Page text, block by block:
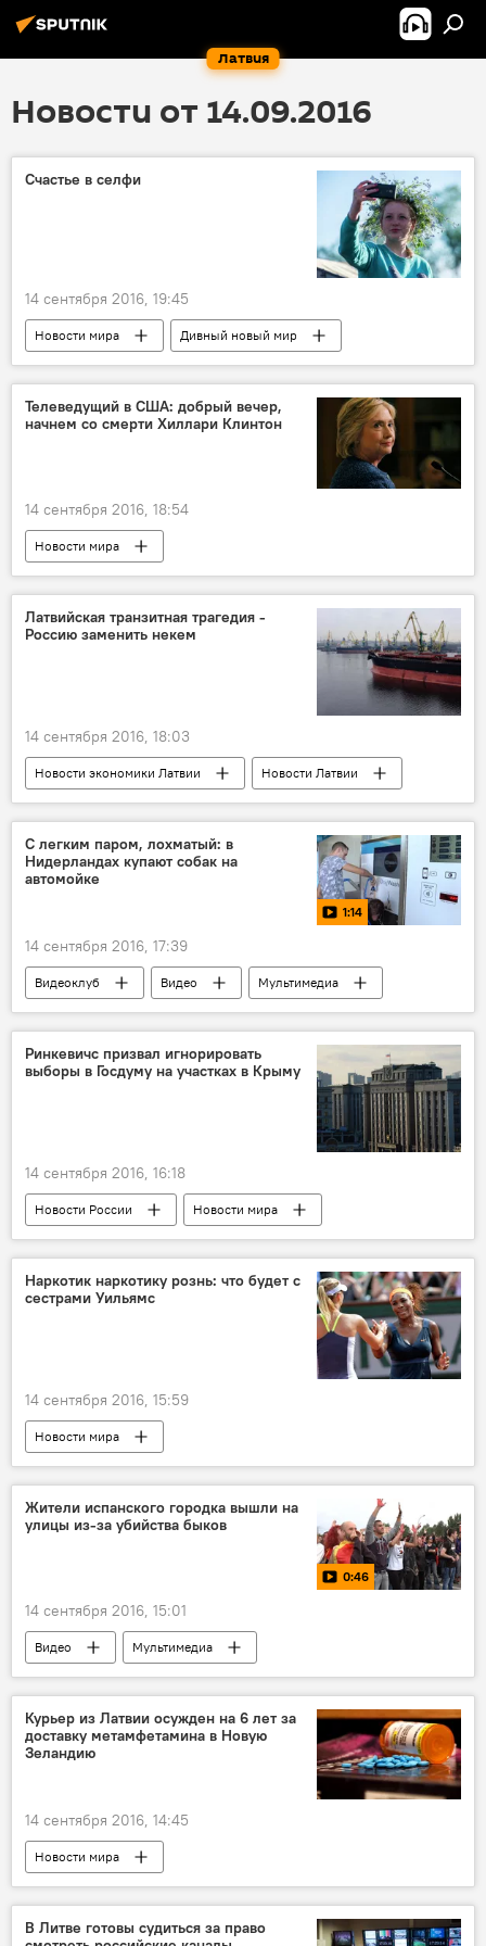
Латвия
Новости от 14.09.2016
Счастье в селфи
14 сентября 2016, 19:45
Новости мира Дивный новый мир
Телеведущий в США: добрый вечер,
начнем со смерти Хиллари Клинтон
14 сентября 2016, 18:54
Новости мира
Выборы президента США: вот это поворот
Латвийская транзитная трагедия -
Россию заменить некем
14 сентября 2016, 18:03
Новости экономики Латвии
Новости Латвии
Транзит
С легким паром, лохматый: в
Нидерландах купают собак на
автомойке
1:14
14 сентября 2016, 17:39
Видеоклуб Видео Мультимедиа
Ринкевичс призвал игнорировать
выборы в Госдуму на участках в Крыму
14 сентября 2016, 16:18
Новости России
Новости мира
Новости Латвии
Наркотик наркотику рознь: что будет с
сестрами Уильямс
14 сентября 2016, 15:59
Новости мира
Жители испанского городка вышли на
улицы из-за убийства быков
0:46
14 сентября 2016, 15:01
Видео Мультимедиа
Курьер из Латвии осужден на 6 лет за
доставку метамфетамина в Новую
Зеландию
14 сентября 2016, 14:45
Новости мира
В Литве готовы судиться за право